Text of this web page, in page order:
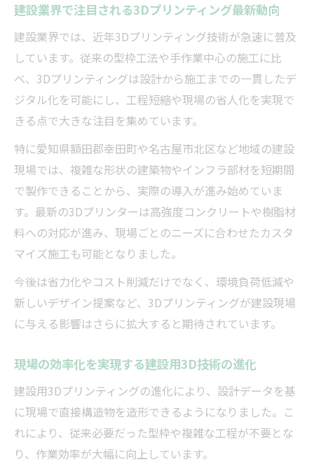
3Dプリンター活用が建設効率に与える影響
建設工程短縮に寄与する3Dプリンティング
の利点
建設作業効率を高める3D活用の具体的効果
建設現場の省力化を支える3Dプリント技術
用法
建設現場で求められるスピードと品質向上
策
愛知県発の建設3Dプリント最新事例を知る
建設現場で実施された3Dプリント最新事例
紹介
建設業界をリードする愛知県の3D活用動向
建設技術革新を支える実証的な3D事例に迫
建設現場で話題の3Dプリント実用例を深掘
り
建設分野の現場革新に貢献する新事例が注
目
障壁を突破する建設分野のデジタル変革
建設業界で注目される3Dプリンティング最新動向
建設業界では、近年3Dプリンティング技術が急速に普及
しています。従来の型枠工法や手作業中心の施工に比
べ、3Dプリンティングは設計から施工までの一貫したデ
ジタル化を可能にし、工程短縮や現場の省人化を実現で
きる点で大きな注目を集めています。
特に愛知県額田郡幸田町や名古屋市北区など地域の建設
現場では、複雑な形状の建築物やインフラ部材を短期間
で製作できることから、実際の導入が進み始めていま
す。最新の3Dプリンターは高強度コンクリートや樹脂材
料への対応が進み、現場ごとのニーズに合わせたカスタ
マイズ施工も可能となりました。
今後は省力化やコスト削減だけでなく、環境負荷低減や
新しいデザイン提案など、3Dプリンティングが建設現場
に与える影響はさらに拡大すると期待されています。
現場の効率化を実現する建設用3D技術の進化
建設用3Dプリンティングの進化により、設計データを基
に現場で直接構造物を造形できるようになりました。こ
れにより、従来必要だった型枠や複雑な工程が不要とな
り、作業効率が大幅に向上しています。